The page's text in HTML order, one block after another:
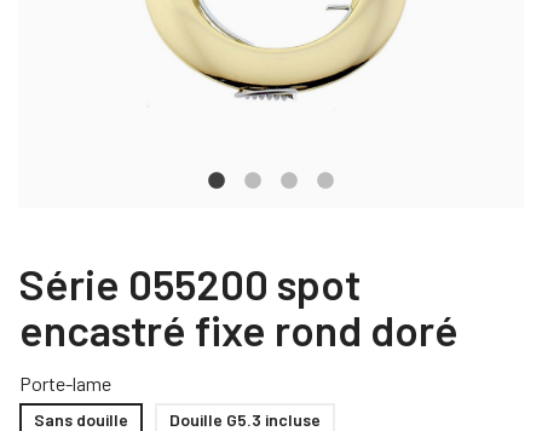
Série 055200 spot
encastré fixe rond doré
Porte-lame
Sans douille Douille G5.3 incluse